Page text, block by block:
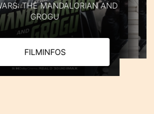
THE MANDALORIAN AND
GROGU
FILMINFOS